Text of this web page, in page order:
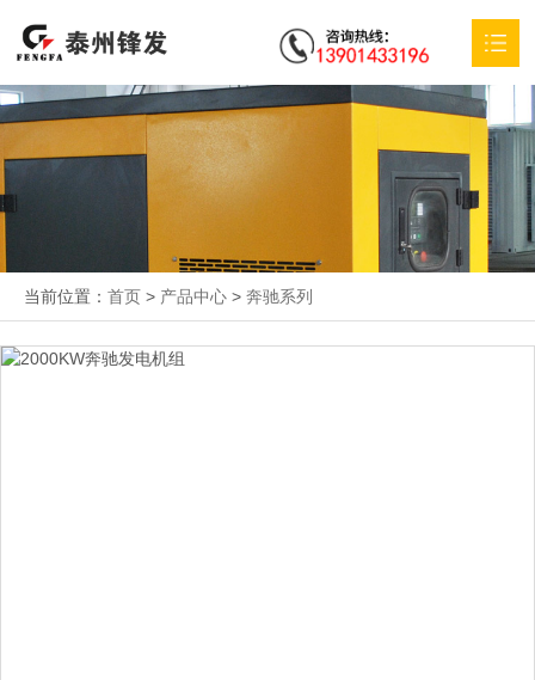
关于我们
特殊定制
当前位置： 首页 > 产品中心 > 奔驰系列